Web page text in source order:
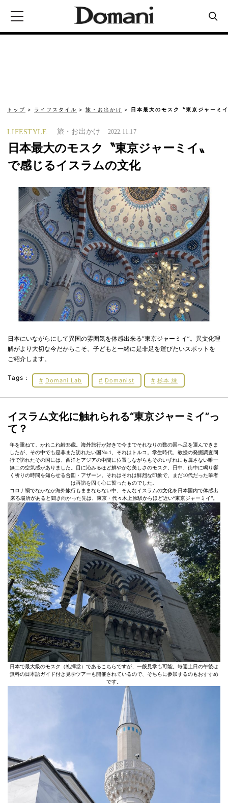
トップ ライフスタイル 旅・お出かけ 日本最大のモスク〝東京ジャーミ
LIFESTYLE 旅・お出かけ 2022.11.17
日本最大のモスク〝東京ジャーミイ〟
で感じるイスラムの文化
日本にいながらにして異国の雰囲気を体感出来る“東京ジャーミイ”。異文化理
解がより大切な今だからこそ、子どもと一緒に是非足を運びたいスポットを
ご紹介します。
Tags： Domani Lab Domanist 杉本 緑
イスラム文化に触れられる“東京ジャーミイ”っ
て？
年を重ねて、かれこれ齢35歳。海外旅行が好きで今までそれなりの数の国へ足を運んできま
したが、その中でも是非また訪れたい国No.1、それはトルコ。学生時代、教授の発掘調査同
行で訪れたその国には、西洋とアジアの中間に位置しながらもそのいずれにも属さない唯一
無二の空気感がありました。目に沁みるほど鮮やかな美しさのモスク、日中、街中に鳴り響
く祈りの時間を知らせる合図・アザーン。それはそれは鮮烈な印象で、まだ10代だった筆者
は再訪を固く心に誓ったものでした。
コロナ禍でなかなか海外旅行もままならない中、そんなイスラムの文化を日本国内で体感出
来る場所があると聞き向かった先は、東京・代々木上原駅からほど近い“東京ジャーミイ”。
日本で最大級のモスク（礼拝堂）であるこちらですが、一般見学も可能。毎週土日の午後は
無料の日本語ガイド付き見学ツアーも開催されているので、そちらに参加するのもおすすめ
です。